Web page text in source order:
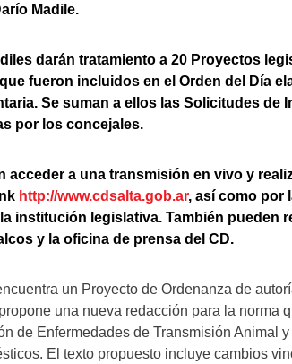
Madile.
darán tratamiento a 20 Proyectos
fueron incluidos en el Orden del Día
Se suman a ellos las Solicitudes de
por los concejales.
acceder a una transmisión en vivo y
http://www.cdsalta.gob.ar, así como por
institución legislativa. También pueden
y la oficina de prensa del CD.
un Proyecto de Ordenanza de
una nueva redacción para la norma
de Enfermedades de Transmisión Animal y
El texto propuesto incluye cambios